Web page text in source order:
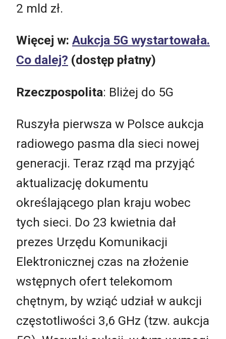
2 mld zł.
Więcej w: Aukcja 5G wystartowała.
Co dalej? (dostęp płatny)
Rzeczpospolita: Bliżej do 5G
Ruszyła pierwsza w Polsce aukcja
radiowego pasma dla sieci nowej
generacji. Teraz rząd ma przyjąć
aktualizację dokumentu
określającego plan kraju wobec
tych sieci. Do 23 kwietnia dał
prezes Urzędu Komunikacji
Elektronicznej czas na złożenie
wstępnych ofert telekomom
chętnym, by wziąć udział w aukcji
częstotliwości 3,6 GHz (tzw. aukcja